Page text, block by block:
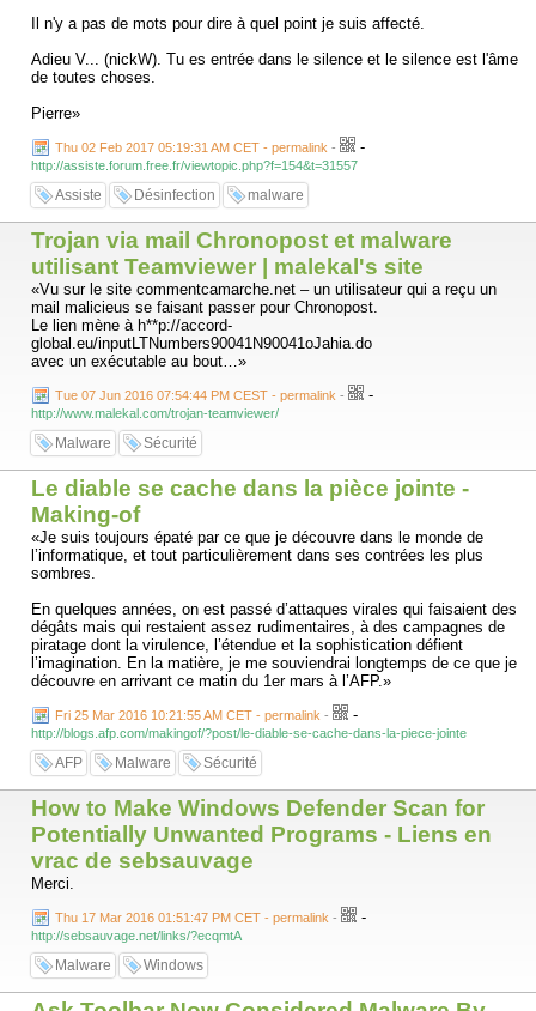
Il n'y a pas de mots pour dire à quel point je suis affecté.
Adieu V... (nickW). Tu es entrée dans le silence et le silence est l'âme
de toutes choses.
Pierre»
Thu 02 Feb 2017 05:19:31 AM CET - permalink - -
http://assiste.forum.free.fr/viewtopic.php?f=154&t=31557
Assiste Désinfection malware
Trojan via mail Chronopost et malware
utilisant Teamviewer | malekal's site
«Vu sur le site commentcamarche.net – un utilisateur qui a reçu un
mail malicieus se faisant passer pour Chronopost.
Le lien mène à h**p://accord-
global.eu/inputLTNumbers90041N90041oJahia.do
avec un exécutable au bout…»
Tue 07 Jun 2016 07:54:44 PM CEST - permalink - -
http://www.malekal.com/trojan-teamviewer/
Malware Sécurité
Le diable se cache dans la pièce jointe -
Making-of
«Je suis toujours épaté par ce que je découvre dans le monde de
l’informatique, et tout particulièrement dans ses contrées les plus
sombres.
En quelques années, on est passé d’attaques virales qui faisaient des
dégâts mais qui restaient assez rudimentaires, à des campagnes de
piratage dont la virulence, l’étendue et la sophistication défient
l’imagination. En la matière, je me souviendrai longtemps de ce que je
découvre en arrivant ce matin du 1er mars à l’AFP.»
Fri 25 Mar 2016 10:21:55 AM CET - permalink - -
http://blogs.afp.com/makingof/?post/le-diable-se-cache-dans-la-piece-jointe
AFP Malware Sécurité
How to Make Windows Defender Scan for
Potentially Unwanted Programs - Liens en
vrac de sebsauvage
Merci.
Thu 17 Mar 2016 01:51:47 PM CET - permalink - -
http://sebsauvage.net/links/?ecqmtA
Malware Windows